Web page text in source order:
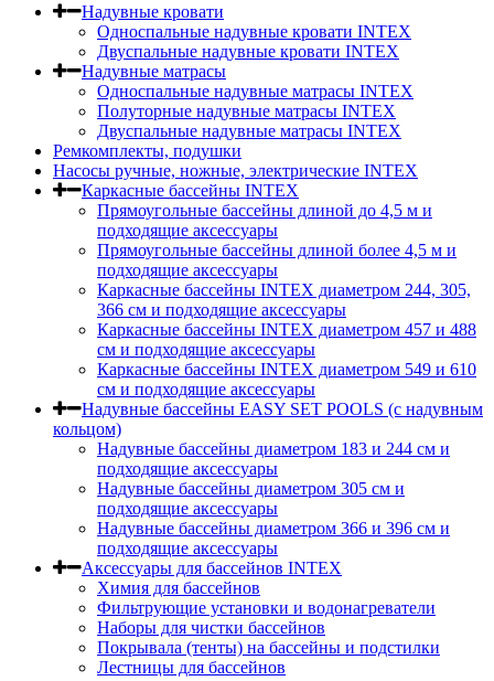
Надувные кровати
Односпальные надувные кровати INTEX
Двуспальные надувные кровати INTEX
Надувные матрасы
Односпальные надувные матрасы INTEX
Полуторные надувные матрасы INTEX
Двуспальные надувные матрасы INTEX
Ремкомплекты, подушки
Насосы ручные, ножные, электрические INTEX
Каркасные бассейны INTEX
Прямоугольные бассейны длиной до 4,5 м и
подходящие аксессуары
Прямоугольные бассейны длиной более 4,5 м и
подходящие аксессуары
Каркасные бассейны INTEX диаметром 244, 305,
366 см и подходящие аксессуары
Каркасные бассейны INTEX диаметром 457 и 488
cм и подходящие аксессуары
Каркасные бассейны INTEX диаметром 549 и 610
см и подходящие аксессуары
Надувные бассейны EASY SET POOLS (с надувным
кольцом)
Надувные бассейны диаметром 183 и 244 см и
подходящие аксессуары
Надувные бассейны диаметром 305 см и
подходящие аксессуары
Надувные бассейны диаметром 366 и 396 см и
подходящие аксессуары
Аксессуары для бассейнов INTEX
Химия для бассейнов
Фильтрующие установки и водонагреватели
Наборы для чистки бассейнов
Покрывала (тенты) на бассейны и подстилки
Лестницы для бассейнов